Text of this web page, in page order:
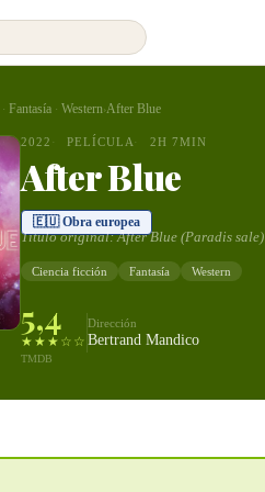
· Fantasía · Western›After Blue
2022 PELÍCULA 2H 7MIN
After Blue
🇪🇺 Obra europea
Título original:After Blue (Paradis sale)
Ciencia ficción Fantasía Western
5,4
★★★☆☆
TMDB
Dirección
Bertrand Mandico